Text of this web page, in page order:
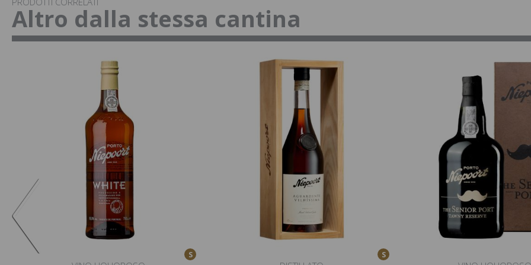
Altro dalla stessa cantina
S S